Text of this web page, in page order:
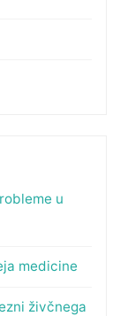
u
medicine
živčnega